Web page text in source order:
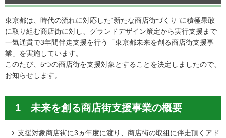
東京都は、時代の流れに対応した“新たな商店街づくり”に積極果敢
に取り組む商店街に対し、グランドデザイン策定から実行支援まで
一気通貫で3年間伴走支援を行う「東京都未来を創る商店街支援事
業」を実施しています。
このたび、5つの商店街を支援対象とすることを決定しましたので、
お知らせします。
1 未来を創る商店街支援事業の概要
支援対象商店街に3ヵ年度に渡り、商店街の取組に伴走頂くアド